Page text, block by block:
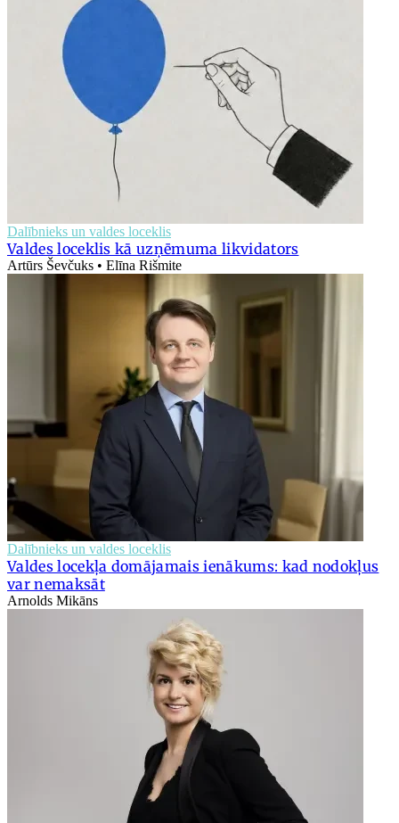
Dalībnieks un valdes loceklis
Valdes loceklis kā uzņēmuma likvidators
Artūrs Ševčuks • Elīna Rišmite
Dalībnieks un valdes loceklis
Valdes locekļa domājamais ienākums: kad nodokļus
var nemaksāt
Arnolds Mikāns